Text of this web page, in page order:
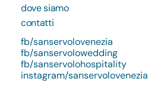
dove siamo
contatti
fb/sanservolovenezia
fb/sanservolowedding
fb/sanservolohospitality
instagram/sanservolovenezia